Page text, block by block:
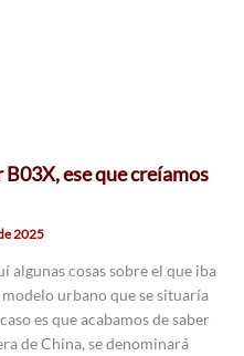
ese que creíamos
2025
algunas cosas sobre el que iba
urbano que se situaría
es que acabamos de saber
de China, se denominará